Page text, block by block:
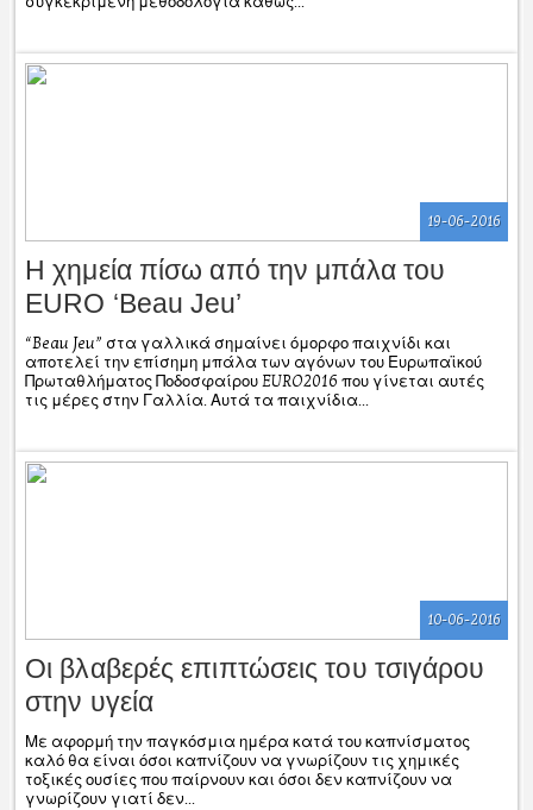
19-06-2016
Η χημεία πίσω από την μπάλα του
EURO ‘Beau Jeu’
“Beau Jeu” στα γαλλικά σημαίνει όμορφο παιχνίδι και
αποτελεί την επίσημη μπάλα των αγόνων του Ευρωπαϊκού
Πρωταθλήματος Ποδοσφαίρου EURO2016 που γίνεται αυτές
τις μέρες στην Γαλλία. Αυτά τα παιχνίδια...
10-06-2016
Οι βλαβερές επιπτώσεις του τσιγάρου
στην υγεία
Με αφορμή την παγκόσμια ημέρα κατά του καπνίσματος
καλό θα είναι όσοι καπνίζουν να γνωρίζουν τις χημικές
τοξικές ουσίες που παίρνουν και όσοι δεν καπνίζουν να
γνωρίζουν γιατί δεν...